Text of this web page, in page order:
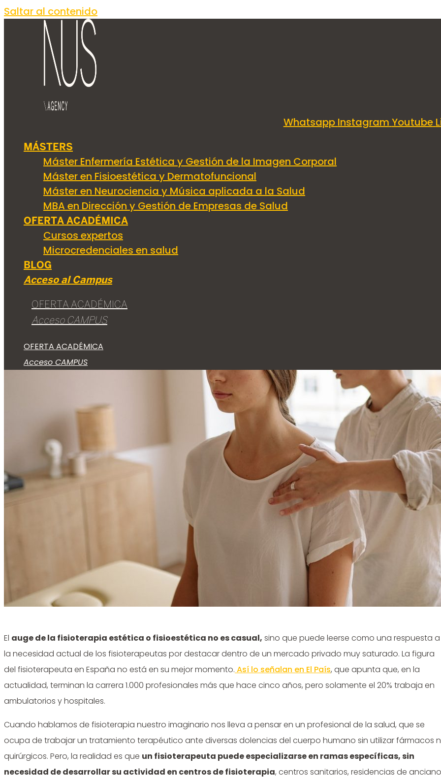
Saltar al contenido
Whatsapp Instagram Youtube
MÁSTERS
Máster Enfermería Estética y Gestión de la Imagen Corporal
Máster en Fisioestética y Dermatofuncional
Máster en Neurociencia y Música aplicada a la Salud
MBA en Dirección y Gestión de Empresas de Salud
OFERTA ACADÉMICA
Cursos expertos
Microcredenciales en salud
BLOG
Acceso al Campus
OFERTA ACADÉMICA
Acceso CAMPUS
OFERTA ACADÉMICA
Acceso CAMPUS
La Fisioterapia Estética
a la precariedad laboral
El auge de la fisioterapia estética o fisioestética no es casual, sino que puede leerse como una respuesta a
la necesidad actual de los fisioterapeutas por destacar dentro de un mercado privado muy saturado. La figura
del fisioterapeuta en España no está en su mejor momento. Así lo señalan en El País, que apunta que, en la
actualidad, terminan la carrera 1.000 profesionales más que hace cinco años, pero solamente el 20% trabaja en
ambulatorios y hospitales.
Cuando hablamos de fisioterapia nuestro imaginario nos lleva a pensar en un profesional de la salud, que se
ocupa de trabajar un tratamiento terapéutico ante diversas dolencias del cuerpo humano sin utilizar fármacos
quirúrgicos. Pero, la realidad es que un fisioterapeuta puede especializarse en ramas específicas, sin
necesidad de desarrollar su actividad en centros de fisioterapia, centros sanitarios, residencias de